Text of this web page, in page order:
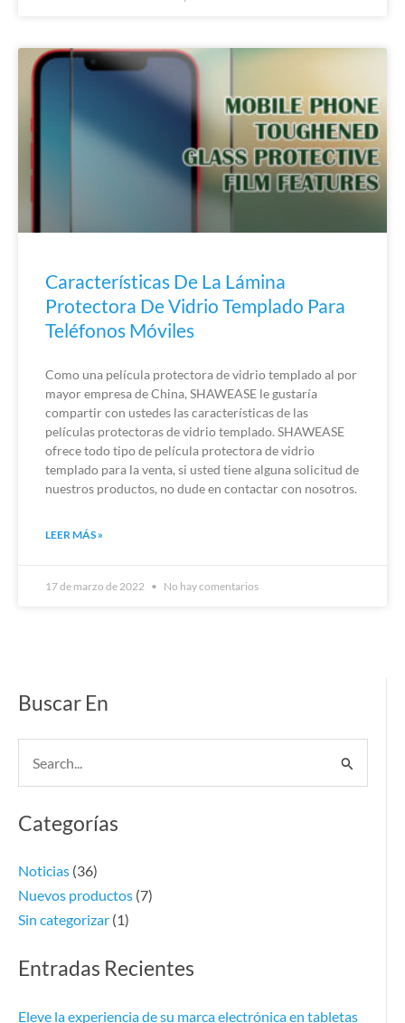
Buscar En
Buscar
por:
Categorías
Noticias (36)
Nuevos productos (7)
Sin categorizar (1)
Entradas Recientes
Eleve la experiencia de su marca electrónica en tabletas
Características De La Lámina
Protectora De Vidrio Templado Para
Teléfonos Móviles
Como una película protectora de vidrio templado al por
mayor empresa de China, SHAWEASE le gustaría
compartir con ustedes las características de las
películas protectoras de vidrio templado. SHAWEASE
ofrece todo tipo de película protectora de vidrio
templado para la venta, si usted tiene alguna solicitud de
nuestros productos, no dude en contactar con nosotros.
LEER MÁS »
17 de marzo de 2022 No hay comentarios